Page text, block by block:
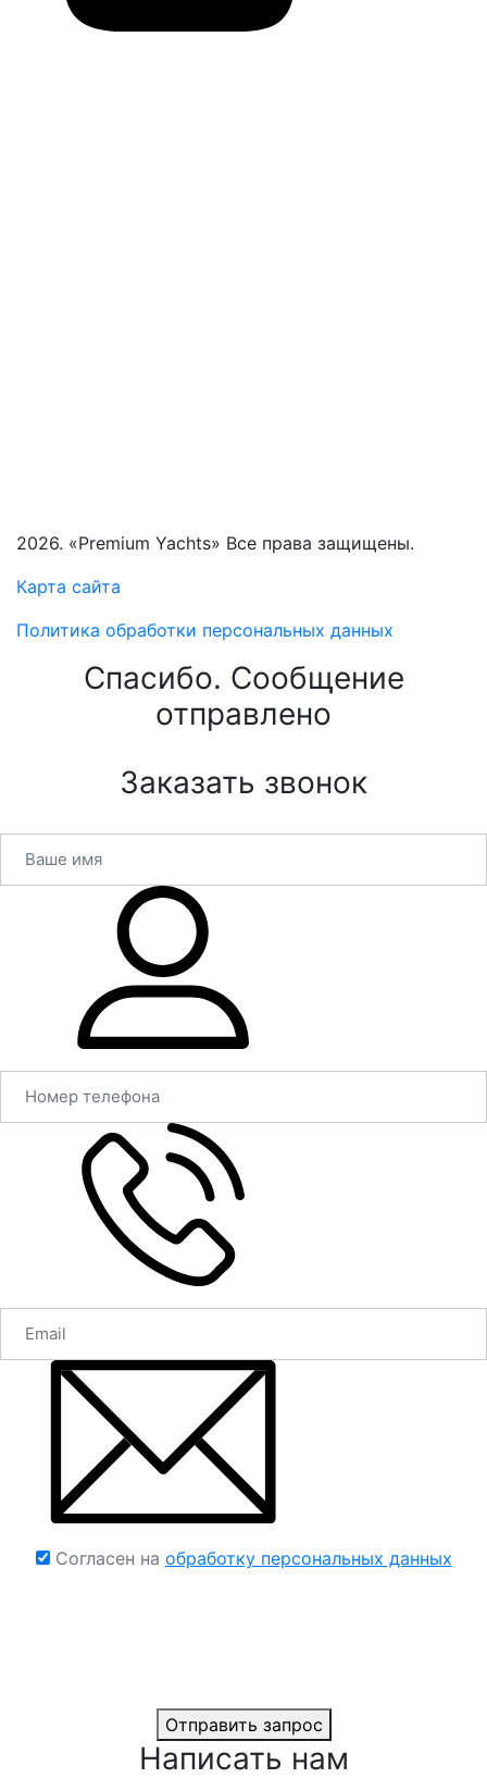
2026. «Premium Yachts» Все права защищены.
Карта сайта
Политика обработки персональных данных
Спасибо. Сообщение
отправлено
Заказать звонок
Согласен на обработку персональных данных
Отправить запрос
Написать нам